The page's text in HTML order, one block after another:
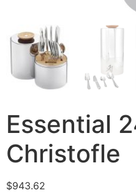
Essential
Christofle
$943.62